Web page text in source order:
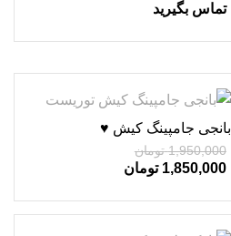
تماس بگیرید
بانجی جامپینگ کیش ♥
1,950,000 تومان
1,850,000 تومان